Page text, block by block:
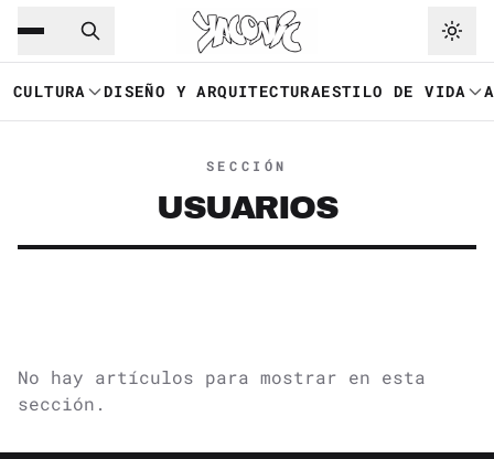
Saltar al contenido principal
CULTURA DISEÑO Y ARQUITECTURAESTILO DE VIDA
SECCIÓN
USUARIOS
No hay artículos para mostrar en esta
sección.